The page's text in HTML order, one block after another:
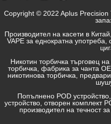
Copyright © 2022 Aplus Precision
Производител на касети в
VAPE за еднократна
Никотин торбичка търговец
торбичка, фабрика за чанта
никотинова торбичка,
Попълнено POD
устройство, отворен комплект
производител на течност